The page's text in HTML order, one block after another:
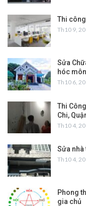
Thi
Th10 9,
Sửa
hóc môn
Th10 6,
Thi
Chi,
Th10 4,
Sửa
Th10 4,
Phong
gia chủ